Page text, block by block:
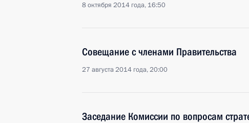
8 октября 2014 года, 16:50
Совещание с членами Правительства
27 августа 2014 года, 20:00
Заседание Комиссии по вопросам